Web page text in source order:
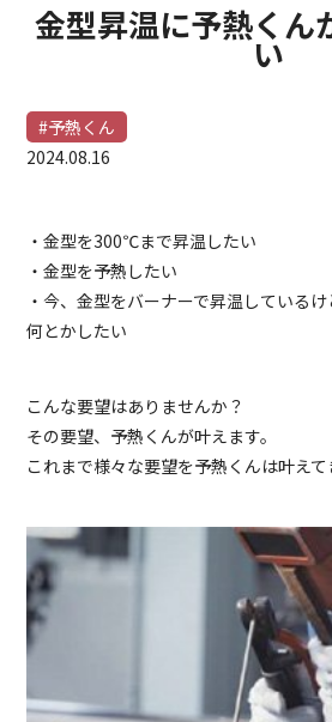
金型昇温に予熱くん
い
#予熱くん
2024.08.16
・金型を300℃まで昇温したい
・金型を予熱したい
・今、金型をバーナーで昇温している
何とかしたい
こんな要望はありませんか？
その要望、予熱くんが叶えます。
これまで様々な要望を予熱くんは叶えて